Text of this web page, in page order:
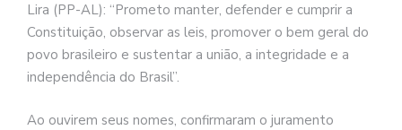
Lira (PP-AL): “Prometo manter, defender e cumprir a
Constituição, observar as leis, promover o bem geral do
povo brasileiro e sustentar a união, a integridade e a
independência do Brasil”.
Ao ouvirem seus nomes, confirmaram o juramento